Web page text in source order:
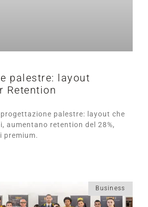
palestre: layout
Retention
progettazione palestre: layout che
aumentano retention del 28%,
premium.
Business